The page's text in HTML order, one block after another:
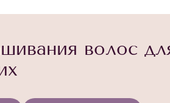
волос